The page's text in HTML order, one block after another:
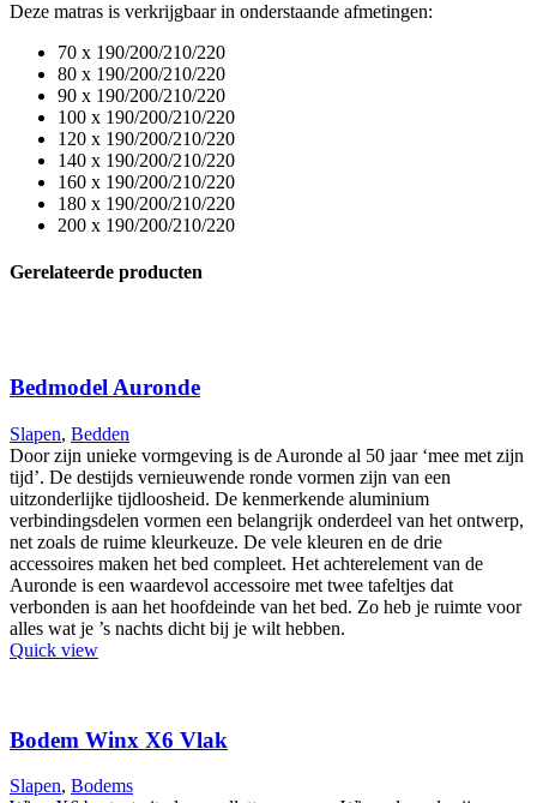
Deze matras is verkrijgbaar in onderstaande afmetingen:
70 x 190/200/210/220
80 x 190/200/210/220
90 x 190/200/210/220
100 x 190/200/210/220
120 x 190/200/210/220
140 x 190/200/210/220
160 x 190/200/210/220
180 x 190/200/210/220
200 x 190/200/210/220
Gerelateerde producten
Bedmodel Auronde
Slapen, Bedden
Door zijn unieke vormgeving is de Auronde al 50 jaar ‘mee met zijn
tijd’. De destijds vernieuwende ronde vormen zijn van een
uitzonderlijke tijdloosheid. De kenmerkende aluminium
verbindingsdelen vormen een belangrijk onderdeel van het ontwerp,
net zoals de ruime kleurkeuze. De vele kleuren en de drie
accessoires maken het bed compleet. Het achterelement van de
Auronde is een waardevol accessoire met twee tafeltjes dat
verbonden is aan het hoofdeinde van het bed. Zo heb je ruimte voor
alles wat je ’s nachts dicht bij je wilt hebben.
Quick view
Bodem Winx X6 Vlak
Slapen, Bodems